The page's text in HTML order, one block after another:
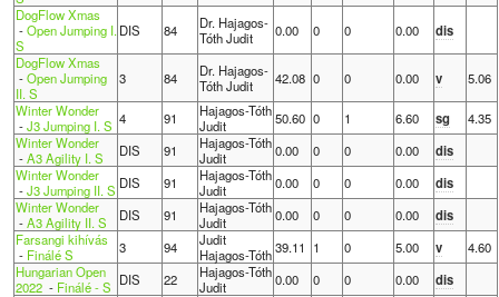
DogFlow Xmas
-Open Jumping I.
S
DIS 84
Dr. Hajagos-
Tóth Judit
0.00 0 0 0.00
dis
DogFlow Xmas
-Open Jumping
II. S
3 84
Dr. Hajagos-
Tóth Judit
42.08 0 0 0.00 v
5.06
Winter Wonder
-J3 Jumping I. S 4 91
Hajagos-Tóth
Judit
50.60 0 1 6.60 sg
4.35
Winter Wonder
-A3 Agility I. S DIS 91
Hajagos-Tóth
Judit
0.00 0 0 0.00
dis
Winter Wonder
-J3 Jumping II. S DIS 91
Hajagos-Tóth
Judit
0.00 0 0 0.00
dis
Winter Wonder
-A3 Agility II. S DIS 91
Hajagos-Tóth
Judit
0.00 0 0 0.00
dis
Farsangi kihívás
- Finálé S 3 94
Judit
Hajagos-Tóth 39.11 1 0 5.00 v
4.60
Hungarian Open
2022- Finálé - S DIS 22
Hajagos-Tóth
Judit
0.00 0 0 0.00
dis